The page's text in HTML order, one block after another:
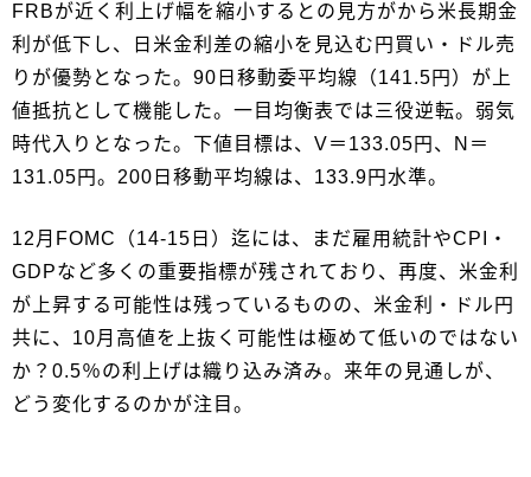
FRBが近く利上げ幅を縮小するとの見方がから米長期金
利が低下し、日米金利差の縮小を見込む円買い・ドル売
りが優勢となった。90日移動委平均線（141.5円）が上
値抵抗として機能した。一目均衡表では三役逆転。弱気
時代入りとなった。下値目標は、V＝133.05円、N＝
131.05円。200日移動平均線は、133.9円水準。
12月FOMC（14-15日）迄には、まだ雇用統計やCPI・
GDPなど多くの重要指標が残されており、再度、米金利
が上昇する可能性は残っているものの、米金利・ドル円
共に、10月高値を上抜く可能性は極めて低いのではない
か？0.5％の利上げは織り込み済み。来年の見通しが、
どう変化するのかが注目。